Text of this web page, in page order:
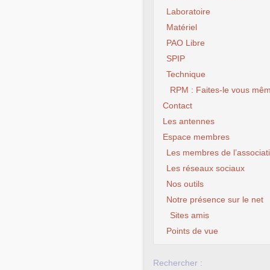
Laboratoire
Matériel
PAO Libre
SPIP
Technique
RPM : Faites-le vous
Contact
Les antennes
Espace membres
Les membres de
Les réseaux sociaux
Nos outils
Notre présence sur le net
Sites amis
Points de vue
Rechercher :